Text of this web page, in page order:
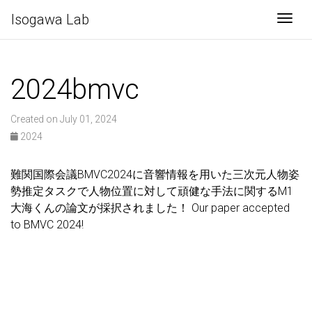
Isogawa Lab
2024bmvc
Created on July 01, 2024
2024
難関国際会議BMVC2024に音響情報を用いた三次元人物姿
勢推定タスクで人物位置に対して頑健な手法に関するM1
大海くんの論文が採択されました！ Our paper accepted
to BMVC 2024!